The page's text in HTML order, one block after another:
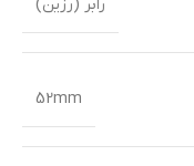
رابر (رزین)
52mm